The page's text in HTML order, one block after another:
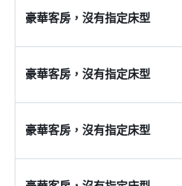
豪華客房，沒有指定床型
豪華客房，沒有指定床型
豪華客房，沒有指定床型